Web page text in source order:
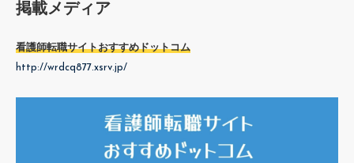
掲載メディア
看護師転職サイトおすすめドットコム
http://wrdcq877.xsrv.jp/